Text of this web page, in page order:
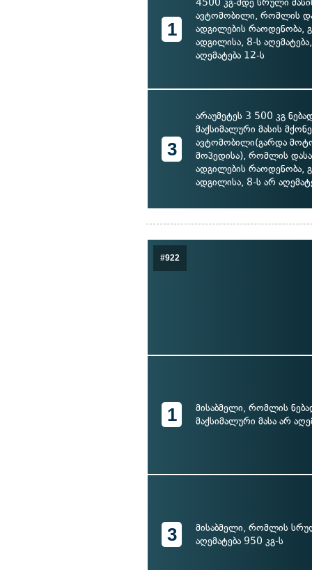
1
4500 კგ-მდე სრული
ავტომობილი, რომლის
ადგილების რაოდენობა,
ადგილისა, 8-ს
აღემატება 12-ს
3
არაუმეტეს 3 500 კგ
მაქსიმალური მასის მქონე
ავტომობილი(გარდა
მოპედისა), რომლის
ადგილების რაოდენობა,
ადგილისა, 8-ს არ
#922
1
მისაბმელი, რომლის
მაქსიმალური მასა არ
3
მისაბმელი, რომლის
აღემატება 950 კგ-ს